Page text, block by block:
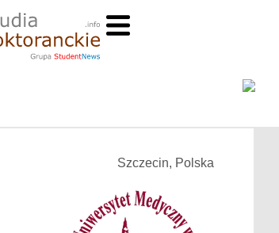
Szczecin, Polska